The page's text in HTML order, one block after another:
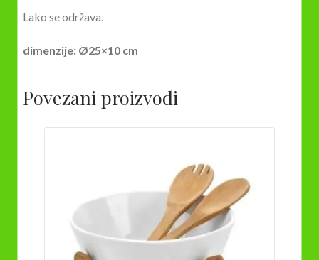
Lako se održava.
dimenzije: Ø25×10 cm
Povezani proizvodi